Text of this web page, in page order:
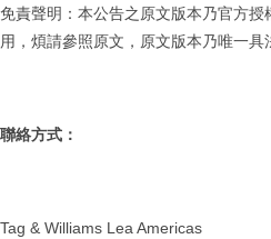
免責聲明：本公告之原文版本乃官方授
用，煩請參照原文，原文版本乃唯一具
聯絡方式：
Tag & Williams Lea Americas